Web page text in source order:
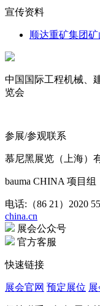
宣传资料
顺达重矿集团
中国国际工程机械、
览会
参展/参观联系
慕尼黑展览（上海）
bauma CHINA 项目组
电话:（86 21）2020
china.cn
展会公众号
官方客服
快速链接
展会官网 预定展位